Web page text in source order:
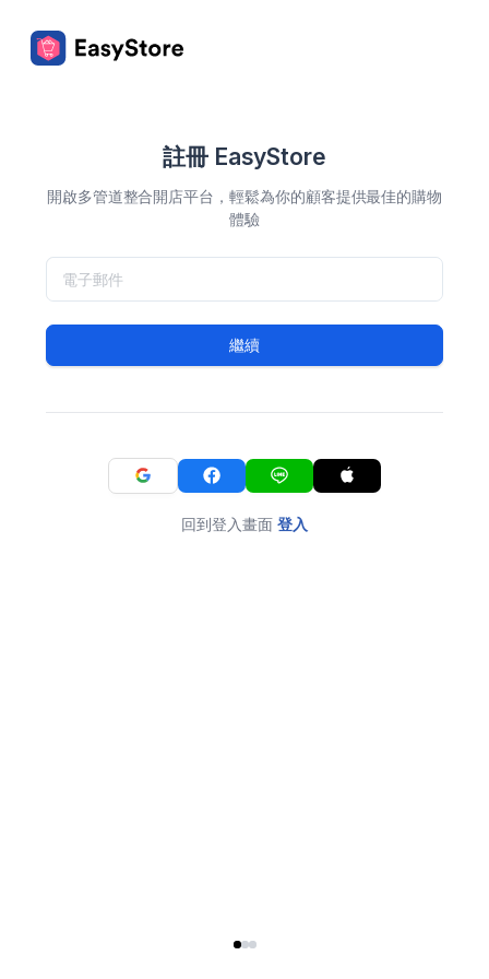
註冊 EasyStore
開啟多管道整合開店平台，輕鬆為你的顧客提供最佳的購物
體驗
繼續
回到登入畫面 登入